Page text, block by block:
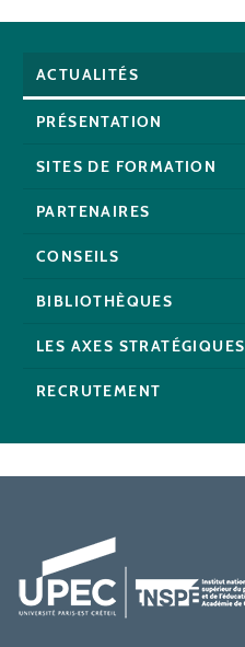
ACTUALITÉS
PRÉSENTATION
SITES DE FORMATION
PARTENAIRES
CONSEILS
BIBLIOTHÈQUES
LES AXES STRATÉGIQUES
RECRUTEMENT